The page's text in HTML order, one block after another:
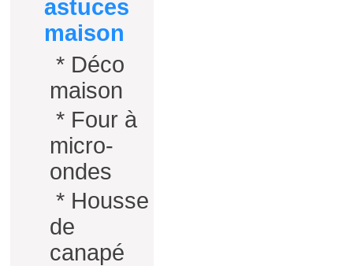
astuces
maison
* Déco
maison
* Four à
micro-
ondes
* Housse
de
canapé